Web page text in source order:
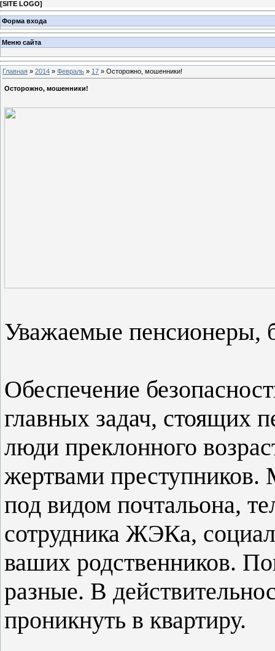
[SITE LOGO]
Форма входа
Меню сайта
Главная » 2014 » Февраль » 17 » Осторожно, мошенники!
Осторожно, мошенники!
Уважаемые пенсионеры,
Обеспечение
главных задач, стоящих
люди преклонного
жертвами
под видом почтальона,
сотрудника ЖЭКа,
ваших родственников.
разные. В
проникнуть в квартиру.